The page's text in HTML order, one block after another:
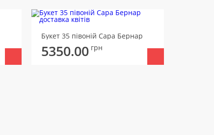
Букет 35 півоній Сара Бернар
5350.00 грн